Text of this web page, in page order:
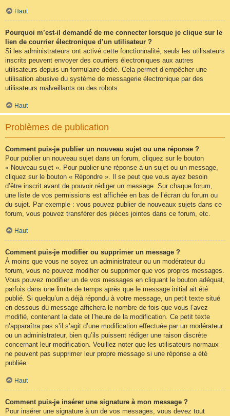
Haut
Pourquoi m’est-il demandé de me connecter lorsque je clique sur le
lien de courrier électronique d’un utilisateur ?
Si les administrateurs ont activé cette fonctionnalité, seuls les utilisateurs
inscrits peuvent envoyer des courriers électroniques aux autres
utilisateurs depuis un formulaire dédié. Cela permet d’empêcher une
utilisation abusive du système de messagerie électronique par des
utilisateurs malveillants ou des robots.
Haut
Problèmes de publication
Comment puis-je publier un nouveau sujet ou une réponse ?
Pour publier un nouveau sujet dans un forum, cliquez sur le bouton
« Nouveau sujet ». Pour publier une réponse à un sujet ou un message,
cliquez sur le bouton « Répondre ». Il se peut que vous ayez besoin
d’être inscrit avant de pouvoir rédiger un message. Sur chaque forum,
une liste de vos permissions est affichée en bas de l’écran du forum ou
du sujet. Par exemple : vous pouvez publier de nouveaux sujets dans ce
forum, vous pouvez transférer des pièces jointes dans ce forum, etc.
Haut
Comment puis-je modifier ou supprimer un message ?
À moins que vous ne soyez un administrateur ou un modérateur du
forum, vous ne pouvez modifier ou supprimer que vos propres messages.
Vous pouvez modifier un de vos messages en cliquant le bouton adéquat,
parfois dans une limite de temps après que le message initial ait été
publié. Si quelqu’un a déjà répondu à votre message, un petit texte situé
en dessous du message affichera le nombre de fois que vous l’avez
modifié, contenant la date et l’heure de la modification. Ce petit texte
n’apparaîtra pas s’il s’agit d’une modification effectuée par un modérateur
ou un administrateur, bien qu’ils puissent rédiger une raison discrète
concernant leur modification. Veuillez noter que les utilisateurs normaux
ne peuvent pas supprimer leur propre message si une réponse a été
publiée.
Haut
Comment puis-je insérer une signature à mon message ?
Pour insérer une signature à un de vos messages, vous devez tout